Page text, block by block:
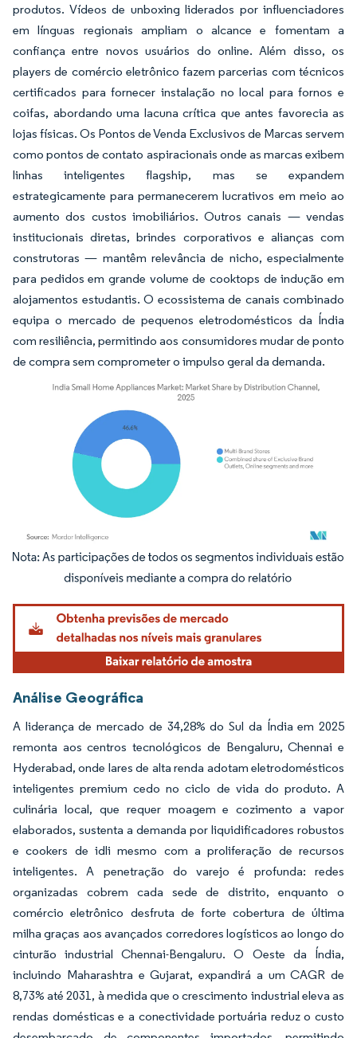
produtos. Vídeos de unboxing liderados por influenciadores
em línguas regionais ampliam o alcance e fomentam a
confiança entre novos usuários do online. Além disso, os
players de comércio eletrônico fazem parcerias com técnicos
certificados para fornecer instalação no local para fornos e
coifas, abordando uma lacuna crítica que antes favorecia as
lojas físicas. Os Pontos de Venda Exclusivos de Marcas servem
como pontos de contato aspiracionais onde as marcas exibem
linhas inteligentes flagship, mas se expandem
estrategicamente para permanecerem lucrativos em meio ao
aumento dos custos imobiliários. Outros canais — vendas
institucionais diretas, brindes corporativos e alianças com
construtoras — mantêm relevância de nicho, especialmente
para pedidos em grande volume de cooktops de indução em
alojamentos estudantis. O ecossistema de canais combinado
equipa o mercado de pequenos eletrodomésticos da Índia
com resiliência, permitindo aos consumidores mudar de ponto
de compra sem comprometer o impulso geral da demanda.
Imagem © Mordor Intelligence. O reuso requer atribuição conforme CC BY 4.0.
Análise Geográfica
A liderança de mercado de 34,28% do Sul da Índia em 2025
remonta aos centros tecnológicos de Bengaluru, Chennai e
Hyderabad, onde lares de alta renda adotam eletrodomésticos
inteligentes premium cedo no ciclo de vida do produto. A
culinária local, que requer moagem e cozimento a vapor
elaborados, sustenta a demanda por liquidificadores robustos
e cookers de idli mesmo com a proliferação de recursos
inteligentes. A penetração do varejo é profunda: redes
organizadas cobrem cada sede de distrito, enquanto o
comércio eletrônico desfruta de forte cobertura de última
milha graças aos avançados corredores logísticos ao longo do
cinturão industrial Chennai-Bengaluru. O Oeste da Índia,
incluindo Maharashtra e Gujarat, expandirá a um CAGR de
8,73% até 2031, à medida que o crescimento industrial eleva as
rendas domésticas e a conectividade portuária reduz o custo